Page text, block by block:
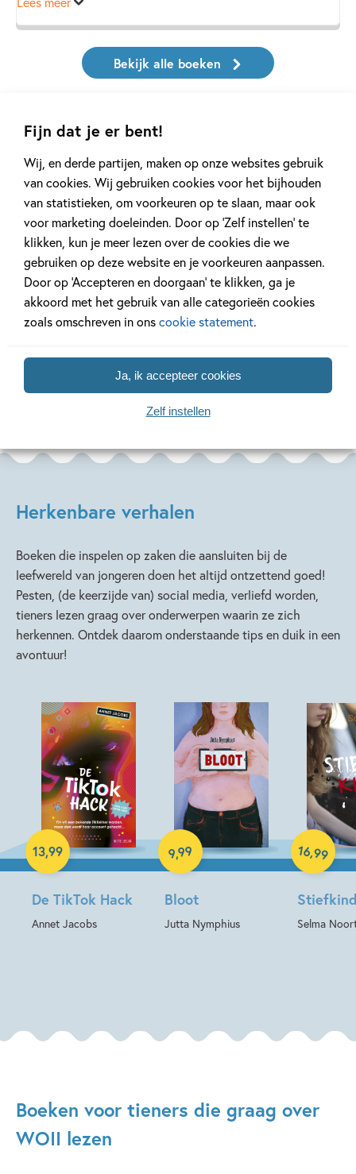
Fijn dat je er bent!
Wij, en derde partijen, maken op onze websites gebruik
van cookies. Wij gebruiken cookies voor het bijhouden
van statistieken, om voorkeuren op te slaan, maar ook
voor marketing doeleinden. Door op ‘Zelf instellen’ te
klikken, kun je meer lezen over de cookies die we
gebruiken op deze website en je voorkeuren aanpassen.
Door op ‘Accepteren en doorgaan’ te klikken, ga je
akkoord met het gebruik van alle categorieën cookies
zoals omschreven in onscookie statement.
Ja, ik accepteer cookies
Zelf instellen
Maar er zijn veranderingen op komst. Er komen steeds meer
mensen in het park, ook gevaarlijke. En er komen geiten –
een hele boot vol. Zij vertellen Johannes iets waardoor
Hartverwarmend avontuur over een hond die per ongeluk
Eggers, met prachtige illustraties.
Bekijk alle boeken
Er kwam laatst een moeder naar me toe
die zei: “Dankzij jou is mijn dochter
gaan lezen. Blijf je alsjeblieft schrijven?”
Dat vond ik zo bijzonder! Ik wil dat fans
van mijn boeken genieten, maar ik wil
ze ook laten zien dat er mensen zijn die
anders zijn dan hen.Maren Stoffels,
Herkenbare verhalen
Boeken die inspelen op zaken die aansluiten bij de
leefwereld van jongeren doen het altijd ontzettend goed!
Pesten, (de keerzijde van) social media, verliefd worden,
tieners lezen graag over onderwerpen waarin ze zich
herkennen. Ontdek daarom onderstaande tips en duik in een
avontuur!
De TikTok Hack
Annet Jacobs
13,99
Hardcover
Bloot
Jutta Nymphius
9,99
E-book
Selma
16,99
Paperback
Boeken voor tieners die graag over
WOII lezen